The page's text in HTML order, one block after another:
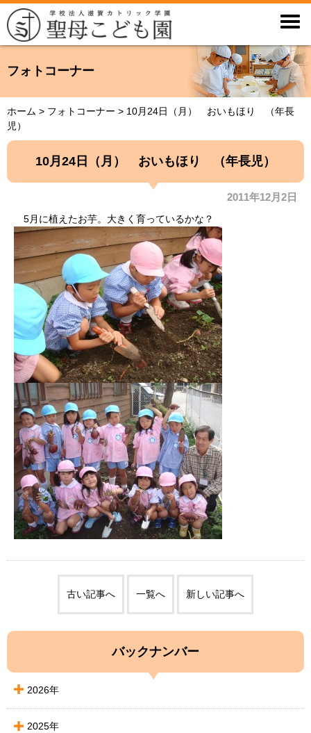

フォトコーナー
ホーム > フォトコーナー > 10月24日（月） おいもほり （年長
児）
10月24日（月） おいもほり （年長児）
2011年12月2日
5月に植えたお芋。大きく育っているかな？
古い記事へ 一覧へ 新しい記事へ
バックナンバー
2026年
2025年